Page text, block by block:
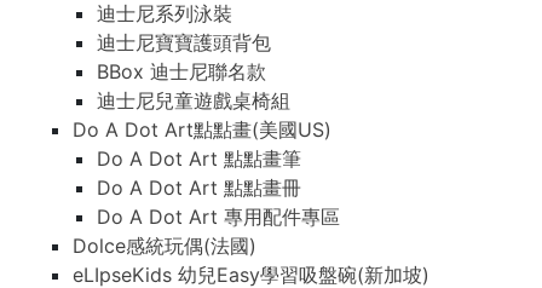
迪士尼系列泳裝
迪士尼寶寶護頭背包
BBox 迪士尼聯名款
迪士尼兒童遊戲桌椅組
Do A Dot Art點點畫(美國US)
Do A Dot Art 點點畫筆
Do A Dot Art 點點畫冊
Do A Dot Art 專用配件專區
Dolce感統玩偶(法國)
eLIpseKids 幼兒Easy學習吸盤碗(新加坡)